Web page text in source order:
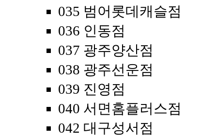
035 범어롯데캐슬점
036 인동점
037 광주양산점
038 광주선운점
039 진영점
040 서면홈플러스점
042 대구성서점